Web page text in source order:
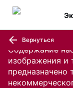
Содержание
изображения и
предназначено
Вернуться